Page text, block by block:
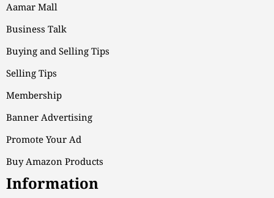
Aamar Mall
Business Talk
Buying and Selling Tips
Selling Tips
Membership
Banner Advertising
Promote Your Ad
Buy Amazon Products
Information